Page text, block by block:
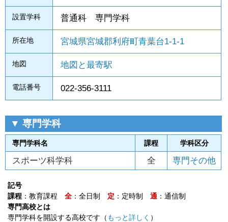
設置学科 普通科 専門学科
所在地 宮城県宮城郡利府町青葉台1-1-1
地図 地図と最寄駅
電話番号 022-356-3111
▼ 専門学科
専門学科名 課程 学科区分
スポーツ科学科 全 専門その他
記号
課程 ：教育課程 全 ：全日制 定 ：定時制 通 ：通信制
専門高校とは
専門学科を開設する高校です（ もっと詳しく ）